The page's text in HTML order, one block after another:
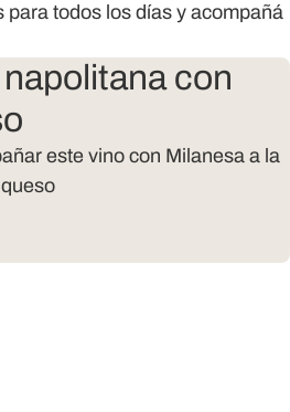
para todos los días y acompañá
con
este vino con Milanesa a la